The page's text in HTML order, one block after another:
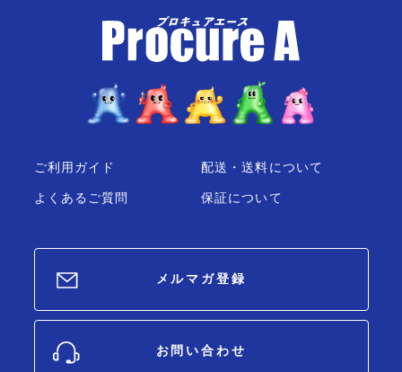
ご利用ガイド
よくあるご質問
配送・送料について
保証について
メルマガ登録
お問い合わせ